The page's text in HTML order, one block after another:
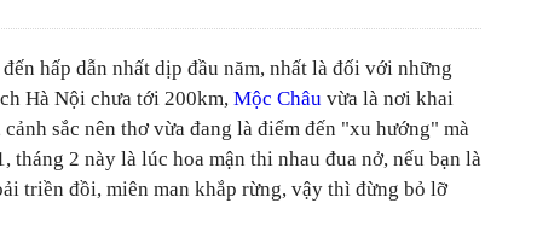
hấp dẫn nhất dịp đầu năm, nhất là đối với những
Hà Nội chưa tới 200km, Mộc Châu vừa là nơi khai
sắc nên thơ vừa đang là điểm đến "xu hướng" mà
2 này là lúc hoa mận thi nhau đua nở, nếu bạn là
triền đồi, miên man khắp rừng, vậy thì đừng bỏ lỡ